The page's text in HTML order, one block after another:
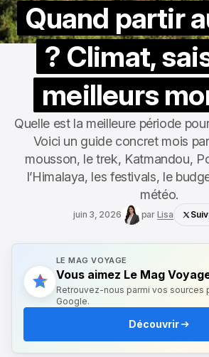
Quand partir
? Climat,
meilleurs
Quelle est la meilleure période
Voici un guide concret mois
mousson, le trek, Katmandou,
l’Himalaya, les festivals, le
météo.
juin 3, 2026 par Lisa
LE MAG VOYAGE
Vous aimez Le Mag
Retrouvez-nous parmi vos sources
Google.
Découvrir